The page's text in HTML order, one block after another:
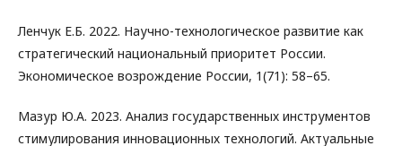
Ленчук Е.Б. 2022. Научно-технологическое развитие как
стратегический национальный приоритет России.
Экономическое возрождение России, 1(71): 58–65.
Мазур Ю.А. 2023. Анализ государственных инструментов
стимулирования инновационных технологий. Актуальные